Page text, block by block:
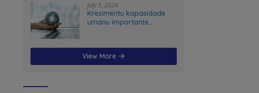
July 5, 2026
Kresimentu kapasidade
umanu importante
View More